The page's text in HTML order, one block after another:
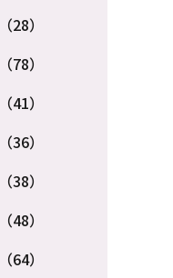
28）
78）
41）
36）
38）
48）
64）